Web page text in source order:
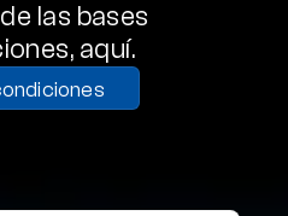
las bases
aquí.
touch